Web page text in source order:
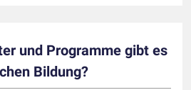
und Programme gibt es
Bildung?